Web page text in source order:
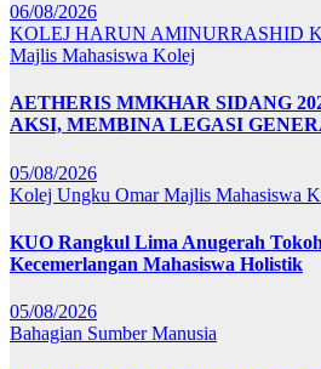
06/08/2026
KOLEJ HARUN AMINURRASHID
Majlis Mahasiswa Kolej
AETHERIS MMKHAR SIDANG
AKSI, MEMBINA LEGASI
05/08/2026
Kolej Ungku OmarMajlis Mahasiswa
KUO Rangkul Lima Anugerah
Kecemerlangan Mahasiswa Holistik
05/08/2026
Bahagian Sumber Manusia